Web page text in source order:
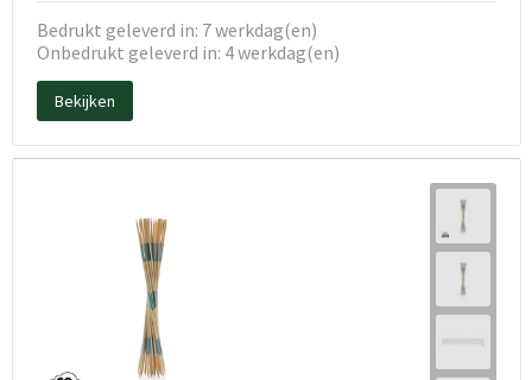
Bedrukt geleverd in: 7 werkdag(en)
Onbedrukt geleverd in: 4 werkdag(en)
Bekijken